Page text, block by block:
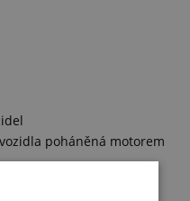
poháněná motorem